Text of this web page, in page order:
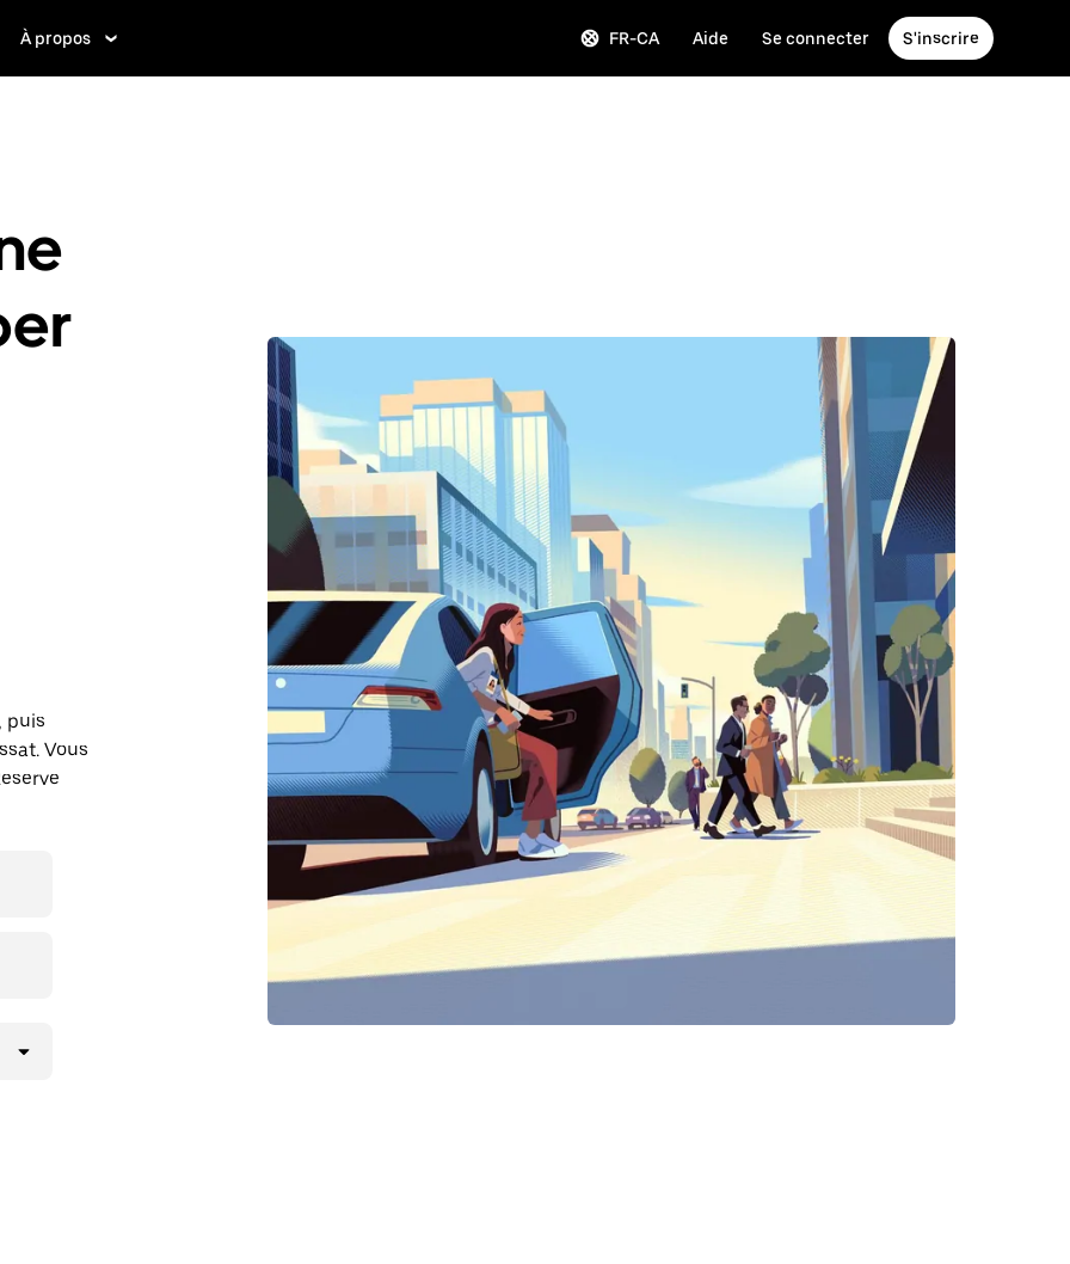
À propos FR-CA Aide Se connecter S'inscrire
puis
Vous